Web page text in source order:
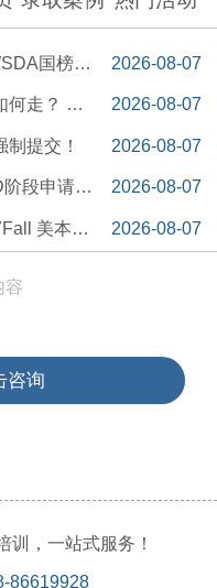
国榜第
2026-08-07
14:55:58
何走？ 一
2026-08-07
14:42:48
提交！
2026-08-07
14:26:40
段申请截
2026-08-07
14:20:11
美本申
2026-08-07
容
咨询
训，一站式服务！
86619928